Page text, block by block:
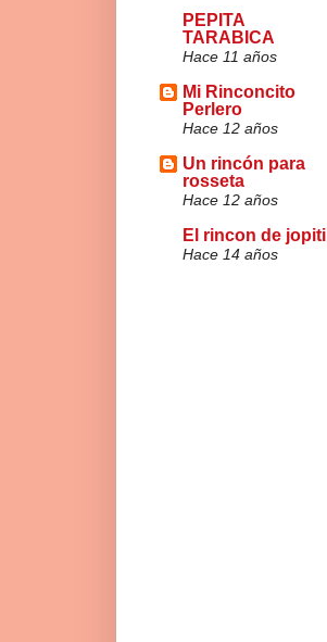
PEPITA
TARABICA
Hace 11 años
Mi Rinconcito
Perlero
Hace 12 años
Un rincón para
rosseta
Hace 12 años
El rincon de jopiti
Hace 14 años